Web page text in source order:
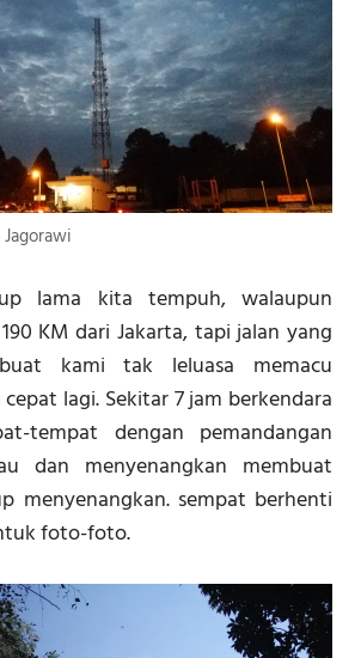
lama kita tempuh, walaupun
KM dari Jakarta, tapi jalan yang
kami tak leluasa memacu
lagi. Sekitar 7 jam berkendara
tempat dengan pemandangan
dan menyenangkan membuat
menyenangkan. sempat berhenti
foto-foto.